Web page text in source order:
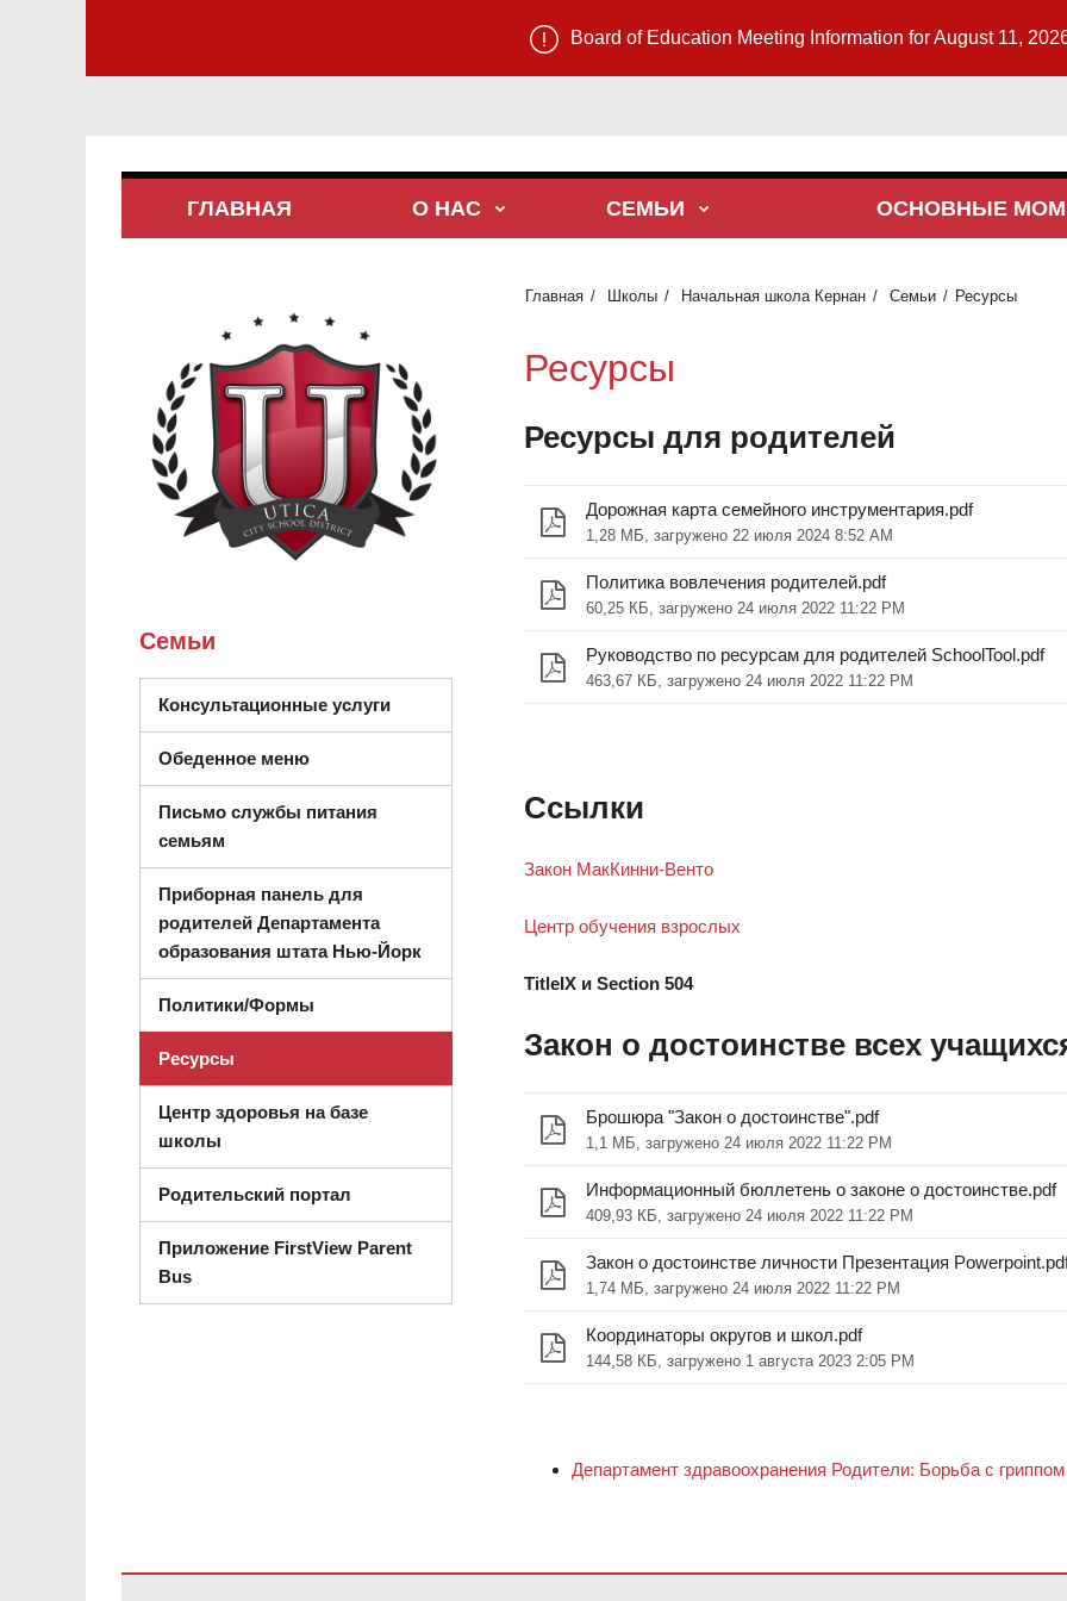
Board of Education Meeting Information for August 11,
ГЛАВНАЯ О НАС СЕМЬИ ОСНОВНЫЕ
Главная Школы Начальная школа Кернан Семьи Ресурсы
Ресурсы
Ресурсы для родителей
Дорожная карта семейного инструментария.pdf
1,28 МБ, загружено 22 июля 2024 8:52 AM
Политика вовлечения родителей.pdf
60,25 КБ, загружено 24 июля 2022 11:22 PM
Руководство по ресурсам для родителей SchoolTool.pdf
463,67 КБ, загружено 24 июля 2022 11:22 PM
Ссылки
Закон МакКинни-Венто
Центр обучения взрослых
TitleIX и Section 504
Закон о достоинстве всех
Брошюра "Закон о достоинстве".pdf
1,1 МБ, загружено 24 июля 2022 11:22 PM
Информационный бюллетень о законе о достоинстве.pdf
409,93 КБ, загружено 24 июля 2022 11:22 PM
Закон о достоинстве личности Презентация
1,74 МБ, загружено 24 июля 2022 11:22 PM
Координаторы округов и школ.pdf
144,58 КБ, загружено 1 августа 2023 2:05 PM
Департамент здравоохранения Родители: Борьба с
Семьи
Консультационные услуги(открывается в новом окне)
Обеденное меню
Письмо службы питания
семьям
Приборная панель для
родителей Департамента
образования штата Нью-Йорк(открывается в новом окне)
Политики/Формы
Ресурсы
Центр здоровья на базе
школы
Родительский портал
Приложение FirstView Parent
Bus